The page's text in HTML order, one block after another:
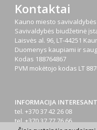
Kontaktai
Kauno miesto
Savivaldybės biudžetinė
Laisvės al. 96, LT-44251
Duomenys kaupiami ir
Kodas 188764867
PVM mokėtojo kodas LT
INFORMACIJA
tel. +370 37 42 26 08
tel. +370 37 77 76 66